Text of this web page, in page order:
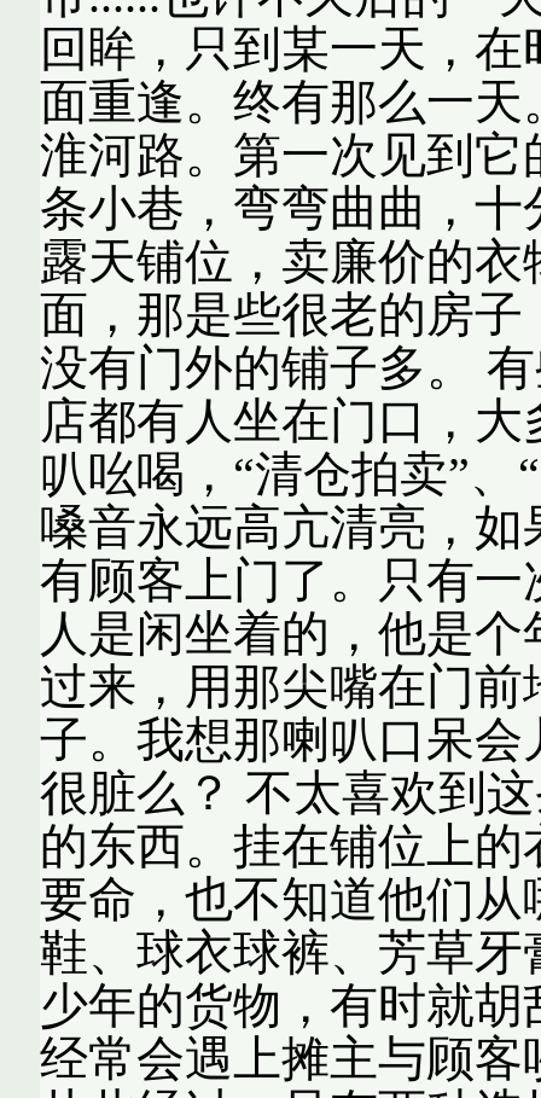
回眸，只到某一天，
面重逢。终有那么一
淮河路。第一次见到
条小巷，弯弯曲曲，
露天铺位，卖廉价的
面，那是些很老的房
没有门外的铺子多。
店都有人坐在门口，
叭吆喝，“清仓拍卖”
嗓音永远高亢清亮，
有顾客上门了。只有
人是闲坐着的，他是
过来，用那尖嘴在门
子。我想那喇叭口呆
很脏么？ 不太喜欢到
的东西。挂在铺位上
要命，也不知道他们
鞋、球衣球裤、芳草牙
少年的货物，有时就
经常会遇上摊主与顾